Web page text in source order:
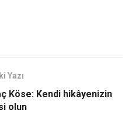
Yazı
Köse: Kendi hikâyenizin
olun